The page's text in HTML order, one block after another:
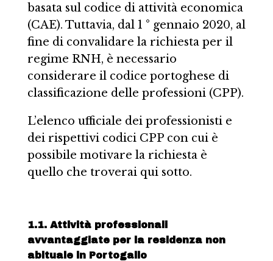
basata sul codice di attività economica
(CAE). Tuttavia, dal 1 ° gennaio 2020, al
fine di convalidare la richiesta per il
regime RNH, è necessario
considerare il codice portoghese di
classificazione delle professioni (CPP).
L’elenco ufficiale dei professionisti e
dei rispettivi codici CPP con cui è
possibile motivare la richiesta è
quello che troverai qui sotto.
1.1. Attività professionali
avvantaggiate per la residenza non
abituale in Portogallo